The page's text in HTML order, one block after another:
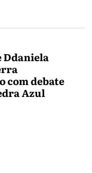
Ddaniela
com debate
Azul